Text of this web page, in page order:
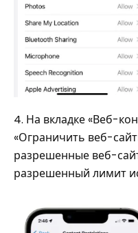
4. На вкладке «Веб-
«Ограничить веб-
разрешенные веб-
разрешенный лимит